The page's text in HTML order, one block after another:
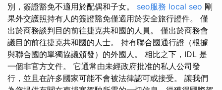
別，簽證豁免不適用於配偶和子女。 seo服務 local seo 剛
果外交護照持有人的簽證豁免僅適用於安全旅行證件。 僅
出於商務談判目的前往捷克共和國的人員。 僅出於商務會
議目的前往捷克共和國的人士。 持有聯合國通行證（根據
與聯合國的單獨協議頒發）的外國人。 相比之下，IDL 是
一個非官方文件。 它通常由未經政府批准的私人公司發
行，並且在許多國家可能不會被法律認可或接受。 讓我們